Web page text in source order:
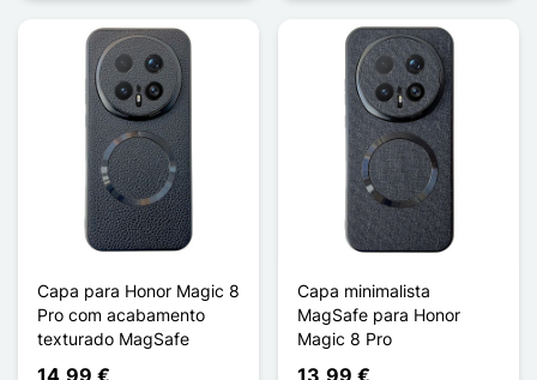
Capa para Honor Magic 8
Pro com acabamento
texturado MagSafe
14,99 €
Capa minimalista
MagSafe para Honor
Magic 8 Pro
13,99 €